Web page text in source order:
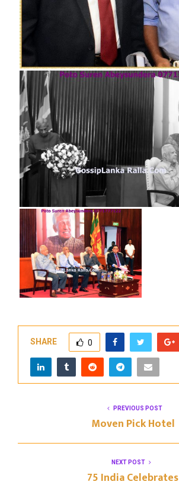
SHARE 0
PREVIOUS POST
Moven Pick Hotel
NEXT POST
75 India Celebrates